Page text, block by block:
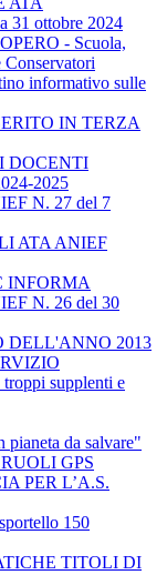
31 ottobre 2024
- Scuola,
informativo sulle
IN TERZA
DOCENTI
2025
N. 27 del 7
ATA ANIEF
INFORMA
N. 26 del 30
DELL'ANNO 2013
troppi supplenti e
da salvare"
GPS
PER L’A.S.
150
TITOLI DI